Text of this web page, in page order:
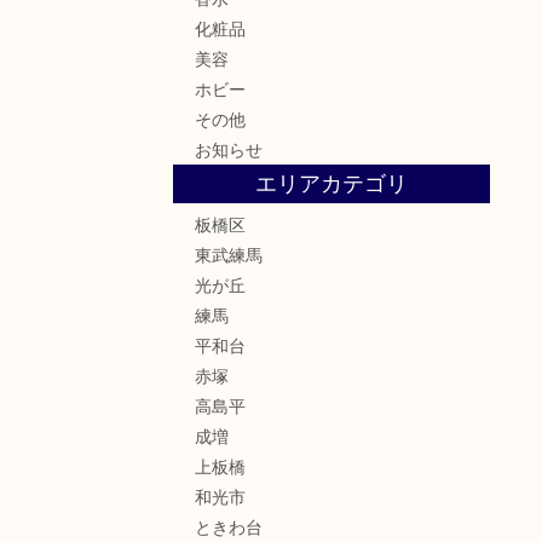
化粧品
美容
ホビー
その他
お知らせ
エリアカテゴリ
板橋区
東武練馬
光が丘
練馬
平和台
赤塚
高島平
成増
上板橋
和光市
ときわ台